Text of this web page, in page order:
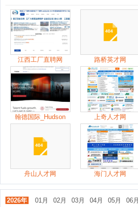
江西工厂直聘网 路桥英才网
翰德国际_Hudson 上奇人才网
舟山人才网 海门人才网
2026年 01月 02月 03月 04月 05月 06月